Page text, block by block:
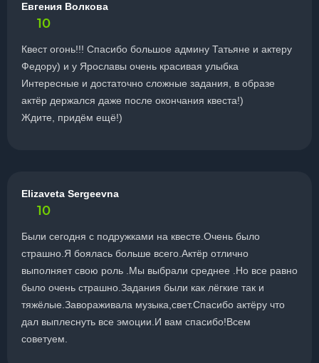
Евгения Волкова
10
Квест огонь!!! Спасибо большое админу Татьяне и актеру
Федору) и у Ярославы очень красивая улыбка
Интересные и достаточно сложные задания, в образе
актёр держался даже после окончания квеста!)
Ждите, придём ещё!)
Elizaveta Sergeevna
10
Были сегодня с подружками на квесте.Очень было
страшно.Я боялась больше всего.Актёр отлично
выполняет свою роль .Мы выбрали среднее .Но все равно
было очень страшно.Задания были как лёгкие так и
тяжёлые.Завораживала музыка,свет.Спасибо актёру что
дал выплеснуть все эмоции.И вам спасибо!Всем
советуем.